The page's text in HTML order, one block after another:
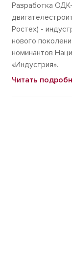
Разработка
Ростех) -
нового
номинантов
«Индустрия».
Читать